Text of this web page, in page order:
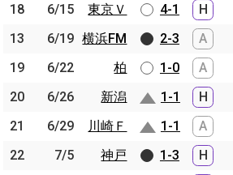
18
6/15 東京Ｖ 4-1 H
13
6/19 横浜FM 2-3 A
19
6/22 柏 1-0 A
20
6/26 新潟 1-1 H
21
6/29 川崎Ｆ 1-1 A
22
7/5 神戸 1-3 H
18
6/15
東京Ｖ
13
6/19 横浜FM
19
6/22
柏
20
6/26
新潟
21
6/29
川崎Ｆ
22
7/5
神戸